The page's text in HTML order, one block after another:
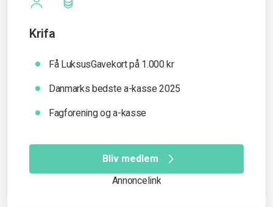
Krifa
Få LuksusGavekort på 1.000 kr
Danmarks bedste a-kasse 2025
Fagforening og a-kasse
Bliv medlem
Annoncelink